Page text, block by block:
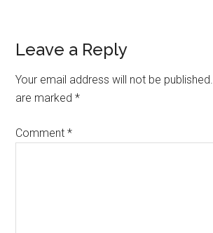
Reader
Interactions
Leave a Reply
Your email address will not be published.
are marked*
Comment*